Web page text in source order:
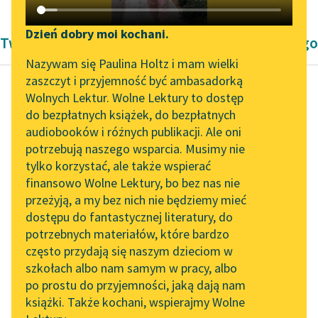
Katalog DAISY
Podkasty o książkach
Zgłoś brak utworu
Aktualności
„Prokurator Alicja Horn”
do słuchania
Byliśmy częścią AI Impact
Lab
Zapraszamy na spotkanie
online z tłumaczkami
literatury skandynawskiej
Spotkanie z Katarzyną
Tunkiel w Oslo
102. lata temu zmarł
Joseph Conrad
Narzędzia
Mapa Wolnych Lektur
Leśmianator
Przewodnik dla piszących i
czytających
API
OAI-PMH
Widget Wolnych Lektur
Przypisy
Dzień dobry moi kochani.
Nazywam się Paulina Holtz i mam wielki
zaszczyt i przyjemność być ambasadorką
Wolnych Lektur. Wolne Lektury to dostęp
do bezpłatnych książek, do bezpłatnych
audiobooków i różnych publikacji. Ale oni
potrzebują naszego wsparcia. Musimy nie
tylko korzystać, ale także wspierać
finansowo Wolne Lektury, bo bez nas nie
przeżyją, a my bez nich nie będziemy mieć
dostępu do fantastycznej literatury, do
potrzebnych materiałów, które bardzo
często przydają się naszym dzieciom w
szkołach albo nam samym w pracy, albo
po prostu do przyjemności, jaką dają nam
książki. Także kochani, wspierajmy Wolne
Twórczość Konstantego Ildefonsa Gałczyńskiego
Konstanty Ildefons
Gałczyński
Ars Poetica czyli
Sztuka
rymotwórcza
Więc wtajemniczę cię
teraz w arkana
mej poetyckiej sztuki
jak Horacy
i się zadziwisz, aż...